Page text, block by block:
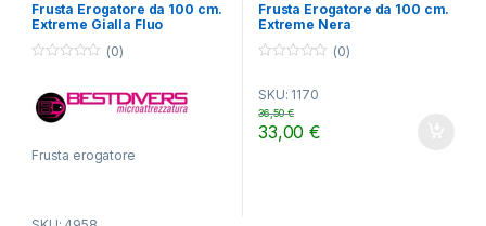
Frusta Erogatore da 100 cm.
Extreme Gialla Fluo
(0)
Frusta erogatore
Frusta Erogatore da 100 cm.
Extreme Nera
u
t
o
f
(0)
SKU: 1170
33,00€
36,50€